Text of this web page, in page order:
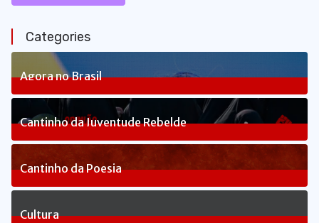
Categories
Agora no Brasil
234Posts
Cantinho da Juventude Rebelde
3Posts
Cantinho da Poesia
1Posts
Cultura